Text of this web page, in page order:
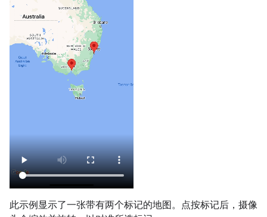
此示例显示了一张带有两个标记的地图。点按标记后，摄像